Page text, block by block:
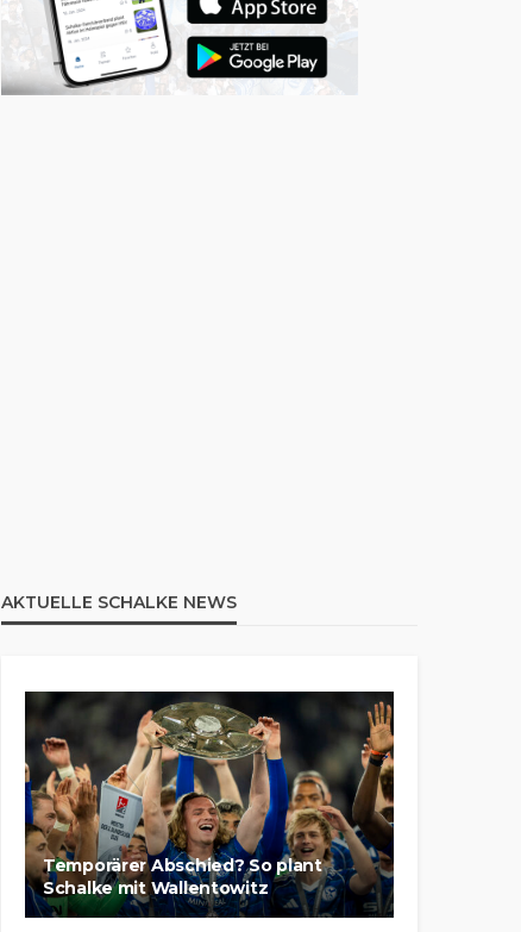
AKTUELLE SCHALKE NEWS
Temporärer Abschied? So plant
Schalke mit Wallentowitz